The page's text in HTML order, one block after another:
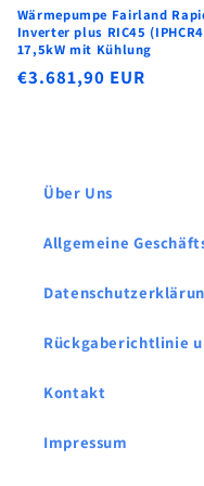
Wärmepumpe Fairland
Inverter plus RIC45
17,5kW mit Kühlung
Normaler
€3.681,90 EUR
Über Uns
Allgemeine
Rückgaberichtlinie
Kontakt
Impressum